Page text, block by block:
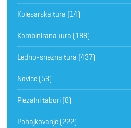
Kolesarska tura (14)
Kombinirana tura (188)
Ledno-snežna tura (437)
Novice (53)
Plezalni tabori (8)
Pohajkovanje (222)